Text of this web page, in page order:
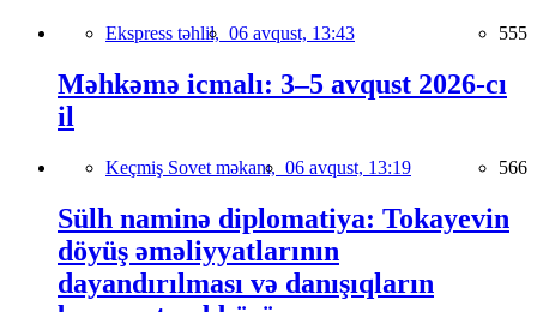
Ekspress təhlil, 06 avqust, 13:43 555
Məhkəmə icmalı: 3–5 avqust 2026-cı
il
Keçmiş Sovet məkanı, 06 avqust, 13:19 566
Sülh naminə diplomatiya: Tokayevin
döyüş əməliyyatlarının
dayandırılması və danışıqların